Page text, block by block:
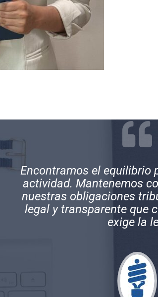
Excelentes profesionales,
con sus clientes y con una
los temas contables de